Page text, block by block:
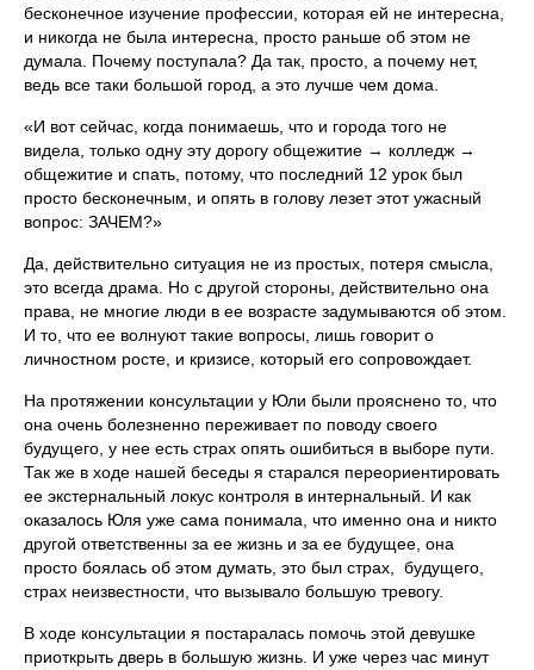
бесконечное изучение профессии, которая ей не интересна,
и никогда не была интересна, просто раньше об этом не
думала. Почему поступала? Да так, просто, а почему нет,
ведь все таки большой город, а это лучше чем дома.
«И вот сейчас, когда понимаешь, что и города того не
видела, только одну эту дорогу общежитие → колледж →
общежитие и спать, потому, что последний 12 урок был
просто бесконечным, и опять в голову лезет этот ужасный
вопрос: ЗАЧЕМ?»
Да, действительно ситуация не из простых, потеря смысла,
это всегда драма. Но с другой стороны, действительно она
права, не многие люди в ее возрасте задумываются об этом.
И то, что ее волнуют такие вопросы, лишь говорит о
личностном росте, и кризисе, который его сопровождает.
На протяжении консультации у Юли были прояснено то, что
она очень болезненно переживает по поводу своего
будущего, у нее есть страх опять ошибиться в выборе пути.
Так же в ходе нашей беседы я старался переориентировать
ее экстернальный локус контроля в интернальный. И как
оказалось Юля уже сама понимала, что именно она и никто
другой ответственны за ее жизнь и за ее будущее, она
просто боялась об этом думать, это был страх, будущего,
страх неизвестности, что вызывало большую тревогу.
В ходе консультации я постаралась помочь этой девушке
приоткрыть дверь в большую жизнь. И уже через час минут